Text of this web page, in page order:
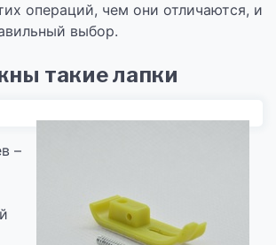
операций, чем они отличаются, и
выбор.
такие лапки
–